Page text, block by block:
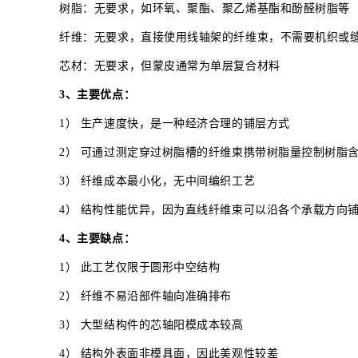
树脂：无要求，如环氧、聚酯、聚乙烯基酯和酚醛树脂等
纤维：无要求，直接使用线轴架的纤维束，不需要机织或
芯材：无要求，但蒙皮通常为单层复合材料
3、主要优点：
1） 生产速度快，是一种经济合理的铺层方式
2） 可通过测定穿过树脂槽的纤维束携带树脂量控制树脂
3） 纤维成本最小化，无中间编织工艺
4） 结构性能优异，因为直线纤维束可以沿各个承载方
4、主要缺点：
1） 此工艺仅限于圆形中空结构
2） 纤维不易沿部件轴向准确排布
3） 大型结构件的芯轴阳模成本较高
4） 结构外表面非模具面，因此美观性较差